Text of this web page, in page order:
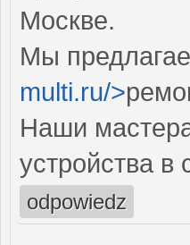
Москве.
Мы
multi.ru/>
Наши
устройства
odpowiedz